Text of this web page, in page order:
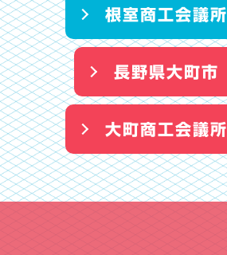
根室商工会議所
長野県大町市
大町商工会議所